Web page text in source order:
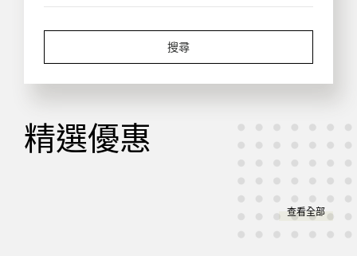
搜尋
精選優惠
查看全部